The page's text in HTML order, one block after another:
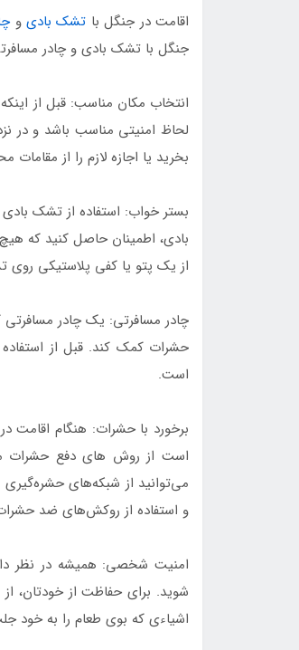
اقامت در جنگل با تشک بادیو
جنگل با تشک بادی و چادر
انتخاب مکان مناسب: قبل از
لحاظ امنیتی مناسب باشد و در
بخرید یا اجازه لازم را از مقامات
بستر خواب: استفاده از تشک
بادی، اطمینان حاصل کنید که
از یک پتو یا کفی پلاستیکی روی
چادر مسافرتی: یک چادر مسافرتی
حشرات کمک کند. قبل از
است.
برخورد با حشرات: هنگام اقامت
است از روش های دفع حشرات
می‌توانید از شبکه‌های
و استفاده از روکش‌های ضد
امنیت شخصی: همیشه در نظر
شوید. برای حفاظت از خودتان،
اشیاءی که بوی طعام را به خود